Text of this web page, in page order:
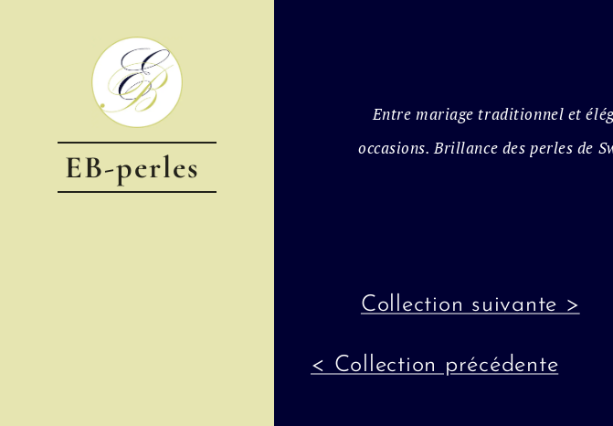
EB-perles
Entre mariage traditionnel et
occasions. Brillance des perles de
Collection suivante >
< Collection précédente